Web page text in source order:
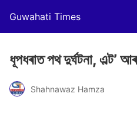
Guwahati Times
ধূপধৰাত পথ দুৰ্ঘটনা, এল্ট’
Shahnawaz Hamza